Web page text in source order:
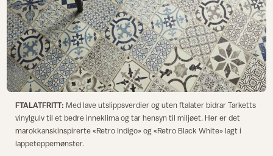
FTALATFRITT: Med lave utslippsverdier og uten ftalater bidrar Tarketts
vinylgulv til et bedre inneklima og tar hensyn til miljøet. Her er det
marokkanskinspirerte «Retro Indigo» og «Retro Black White» lagt i
lappeteppemønster.